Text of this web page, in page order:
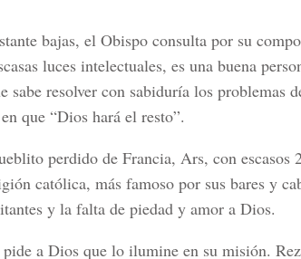
bajas, el Obispo consulta por su
luces intelectuales, es una buena
sabe resolver con sabiduría los problemas
que “Dios hará el resto”.
perdido de Francia, Ars, con escasos
católica, más famoso por sus bares y
y la falta de piedad y amor a Dios.
a Dios que lo ilumine en su misión.